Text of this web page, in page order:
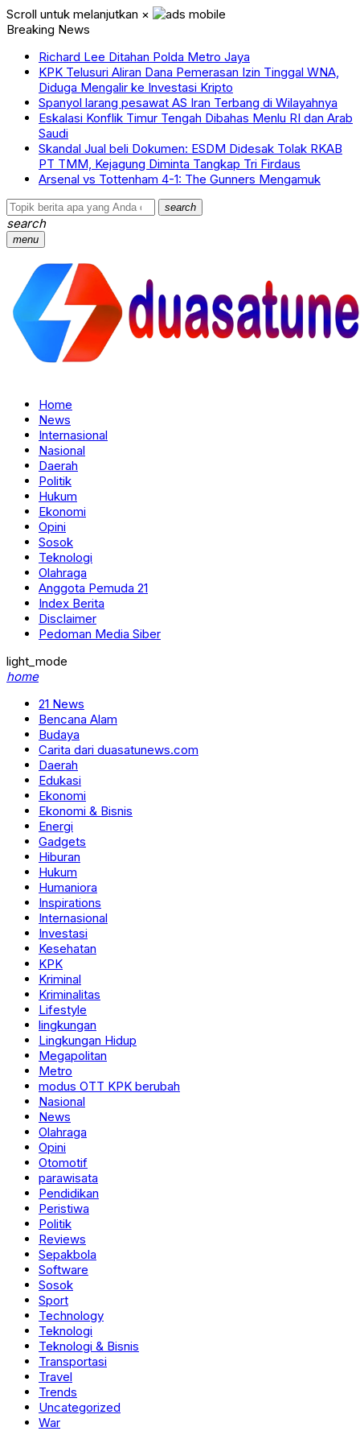
Scroll untuk melanjutkan ×
Breaking News
Richard Lee Ditahan Polda Metro Jaya
KPK Telusuri Aliran Dana Pemerasan Izin Tinggal WNA,
Diduga Mengalir ke Investasi Kripto
Spanyol larang pesawat AS Iran Terbang di Wilayahnya
Eskalasi Konflik Timur Tengah Dibahas Menlu RI dan Arab
Saudi
Skandal Jual beli Dokumen: ESDM Didesak Tolak RKAB
PT TMM, Kejagung Diminta Tangkap Tri Firdaus
Arsenal vs Tottenham 4-1: The Gunners Mengamuk
search
search
menu
Home
News
Internasional
Nasional
Daerah
Politik
Hukum
Ekonomi
Opini
Sosok
Teknologi
Olahraga
Anggota Pemuda 21
Index Berita
Disclaimer
Pedoman Media Siber
light_mode
home
21 News
Bencana Alam
Budaya
Carita dari duasatunews.com
Daerah
Edukasi
Ekonomi
Ekonomi & Bisnis
Energi
Gadgets
Hiburan
Hukum
Humaniora
Inspirations
Internasional
Investasi
Kesehatan
KPK
Kriminal
Kriminalitas
Lifestyle
lingkungan
Lingkungan Hidup
Megapolitan
Metro
modus OTT KPK berubah
Nasional
News
Olahraga
Opini
Otomotif
parawisata
Pendidikan
Peristiwa
Politik
Reviews
Sepakbola
Software
Sosok
Sport
Technology
Teknologi
Teknologi & Bisnis
Transportasi
Travel
Trends
Uncategorized
War